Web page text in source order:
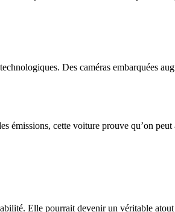
Des caméras embarquées
émissions, cette voiture prouve qu’on
Elle pourrait devenir un véritable